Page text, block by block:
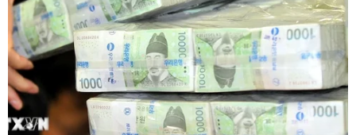
Lãnh đạo thế giới hoan nghênh chiến dịch